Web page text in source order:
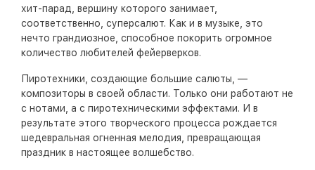
хит-парад, вершину которого занимает,
соответственно, суперсалют. Как и в музыке, это
нечто грандиозное, способное покорить огромное
количество любителей фейерверков.
Пиротехники, создающие большие салюты, —
композиторы в своей области. Только они работают не
с нотами, а с пиротехническими эффектами. И в
результате этого творческого процесса рождается
шедевральная огненная мелодия, превращающая
праздник в настоящее волшебство.